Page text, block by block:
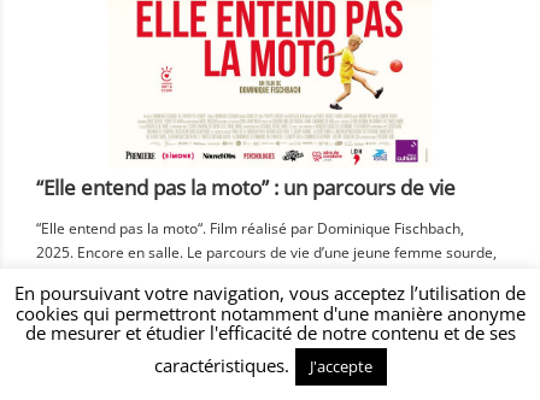
“Elle entend pas la moto” : un parcours de vie
“Elle entend pas la moto“. Film réalisé par Dominique Fischbach,
2025. Encore en salle. Le parcours de vie d’une jeune femme sourde,
parents, a travaillé de longues années avec une orthophoniste, est
devenue kinésithérapeute, a des enfants… voici ce que propose le
En poursuivant votre navigation, vous acceptez l’utilisation de
cookies qui permettront notamment d'une manière anonyme
de mesurer et étudier l'efficacité de notre contenu et de ses
caractéristiques.
J'accepte